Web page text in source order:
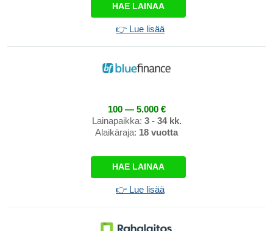
HAE LAINAA
👉 Lue lisää
100 — 5.000 €
Lainapaikka: 3 - 34 kk.
Alaikäraja: 18 vuotta
HAE LAINAA
👉 Lue lisää